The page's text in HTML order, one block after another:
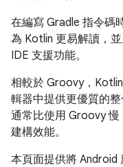
在編寫 Gradle 指令碼
為 Kotlin 更易解讀，
IDE 支援功能。
相較於 Groovy，
輯器中提供更優質的
通常比使用 Groovy
建構效能。
本頁面提供將 Android